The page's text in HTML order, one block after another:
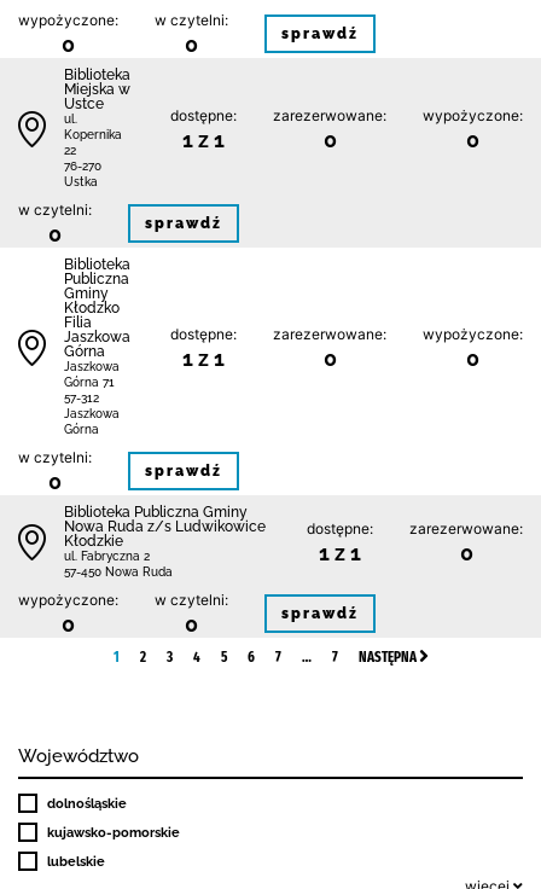
wypożyczone:
0
w czytelni:
0 sprawdź
Biblioteka
Miejska w
Ustce
ul.
Kopernika
22
76-270
Ustka
dostępne:
1 z 1
zarezerwowane:
0
wypożyczone:
0
w czytelni:
0 sprawdź
Biblioteka
Publiczna
Gminy
Kłodzko
Filia
Jaszkowa
Górna
Jaszkowa
Górna 71
57-312
Jaszkowa
Górna
dostępne:
1 z 1
zarezerwowane:
0
wypożyczone:
0
w czytelni:
0 sprawdź
Biblioteka Publiczna Gminy
Nowa Ruda z/s Ludwikowice
Kłodzkie
ul. Fabryczna 2
57-450 Nowa Ruda
dostępne:
1 z 1
zarezerwowane:
0
wypożyczone:
0
w czytelni:
0 sprawdź
1 2 3 4 5 6 7 … 7 NASTĘPNA
Województwo
dolnośląskie
kujawsko-pomorskie
lubelskie